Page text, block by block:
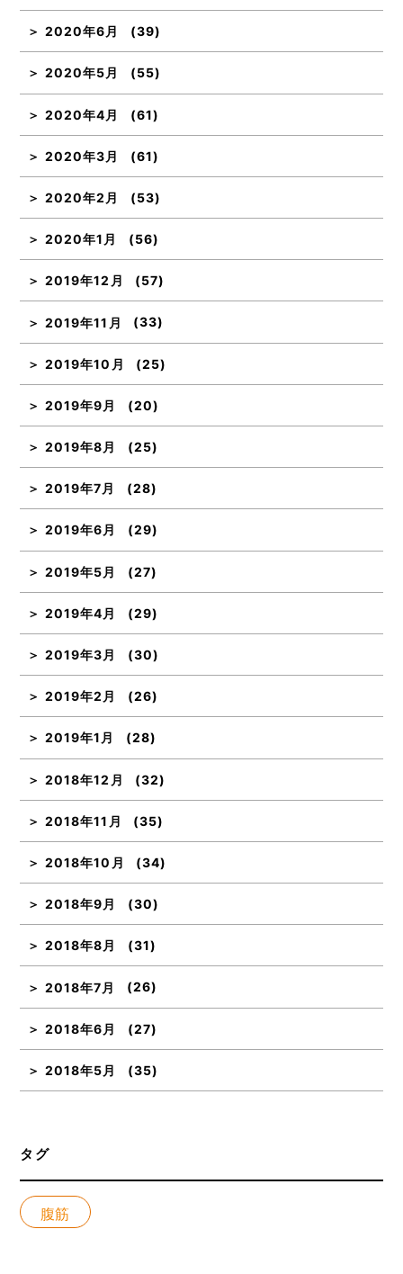
2020年6月 (39)
2020年5月 (55)
2020年4月 (61)
2020年3月 (61)
2020年2月 (53)
2020年1月 (56)
2019年12月 (57)
2019年11月 (33)
2019年10月 (25)
2019年9月 (20)
2019年8月 (25)
2019年7月 (28)
2019年6月 (29)
2019年5月 (27)
2019年4月 (29)
2019年3月 (30)
2019年2月 (26)
2019年1月 (28)
2018年12月 (32)
2018年11月 (35)
2018年10月 (34)
2018年9月 (30)
2018年8月 (31)
2018年7月 (26)
2018年6月 (27)
2018年5月 (35)
タグ
腹筋